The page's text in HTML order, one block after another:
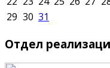
29 30 31
Отдел